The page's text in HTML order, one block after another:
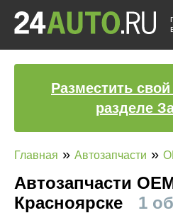
Разместить
разделе
Главная » Автозапчасти »
Автозапчасти
Красноярске
1